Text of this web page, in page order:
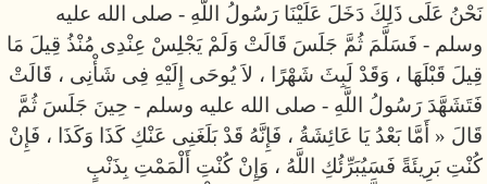
نَحْنُ عَلَى ذَلِكَ دَخَلَ عَلَيْنَا رَسُولُ اللَّهِ - صلى الله عليه
وسلم - فَسَلَّمَ ثُمَّ جَلَسَ قَالَتْ وَلَمْ يَجْلِسْ عِنْدِى مُنْذُ قِيلَ مَا
قِيلَ قَبْلَهَا ، وَقَدْ لَبِثَ شَهْرًا ، لاَ يُوحَى إِلَيْهِ فِى شَأْنِى ، قَالَتْ
فَتَشَهَّدَ رَسُولُ اللَّهِ - صلى الله عليه وسلم - حِينَ جَلَسَ ثُمَّ
قَالَ « أَمَّا بَعْدُ يَا عَائِشَةُ ، فَإِنَّهُ قَدْ بَلَغَنِى عَنْكِ كَذَا وَكَذَا ، فَإِنْ
كُنْتِ بَرِيئَةً فَسَيُبَرِّئُكِ اللَّهُ ، وَإِنْ كُنْتِ أَلْمَمْتِ بِذَنْبٍ